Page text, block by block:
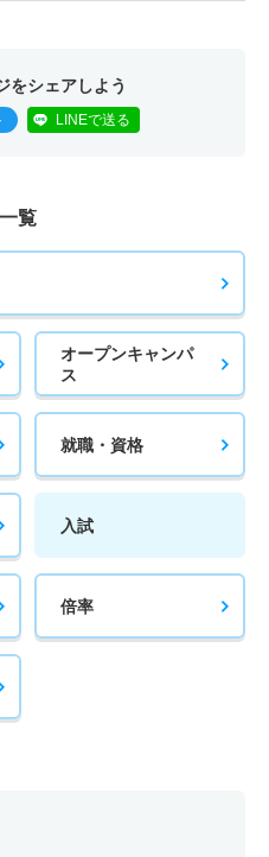
をシェアしよう
LINEで送る
覧
オープンキャンパ
ス
就職・資格
入試
倍率